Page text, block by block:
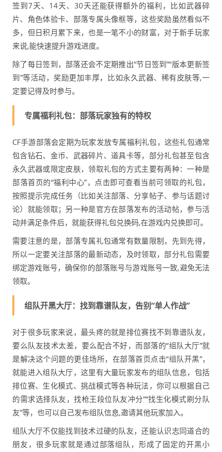
签到7天、14天、30天还能获得额外的福利，比如武器碎
片、角色体验卡、部落专属头像框等，这些奖励虽然看似不
多，但日积月累下来，也是一笔不小的财富，对于新手玩家
来说,能快速提升游戏进度。
除了每日签到，部落还会不定期推出“节日签到”“版本更新签
到”等活动，奖励更加丰厚，比如永久武器、稀有皮肤等,一
定要记得及时参与。
专属福利礼包：部落玩家独有的特权
CF手游部落会定期为玩家发放专属福利礼包，这些礼包通常
包含钻石、金币、武器碎片、道具卡等，部分礼包甚至包含
永久武器或限定皮肤，领取礼包的方式主要有两种：一种是
部落首页的“福利中心”，点击即可查看当前可领取的礼包，
按照提示完成任务（比如关注部落、分享帖子、参与话题讨
论）就能领取；另一种是官方在部落发布的活动帖，参与活
动并满足条件后，就能获得礼包兑换码,在游戏内兑换即可。
需要注意的是，部落专属礼包通常有数量限制，先到先得，
所以一定要关注部落的最新动态，及时领取，部分礼包需要
绑定游戏账号，确保你的部落账号与游戏账号一致,避免无法
领取。
组队开黑大厅：找到靠谱队友，告别“单人作战”
对于很多玩家来说，最头疼的就是排位赛找不到靠谱队友，
要么队友技术太差，要么配合不好，而部落的“组队大厅”就
是解决这个问题的更佳场所，在部落首页点击“组队开黑”，
就能进入组队大厅，这里有大量玩家发布的组队信息，包括
排位赛、生化模式、挑战模式等各种玩法，你可以根据自己
的需求选择队友，找枪王段位队友冲分”“找生化模式刷分队
友”等，也可以自己发布组队信息,邀请其他玩家加入。
组队大厅不仅能找到技术过硬的队友，还能认识志同道合的
朋友，很多玩家就是通过部落组队，形成了固定的开黑小